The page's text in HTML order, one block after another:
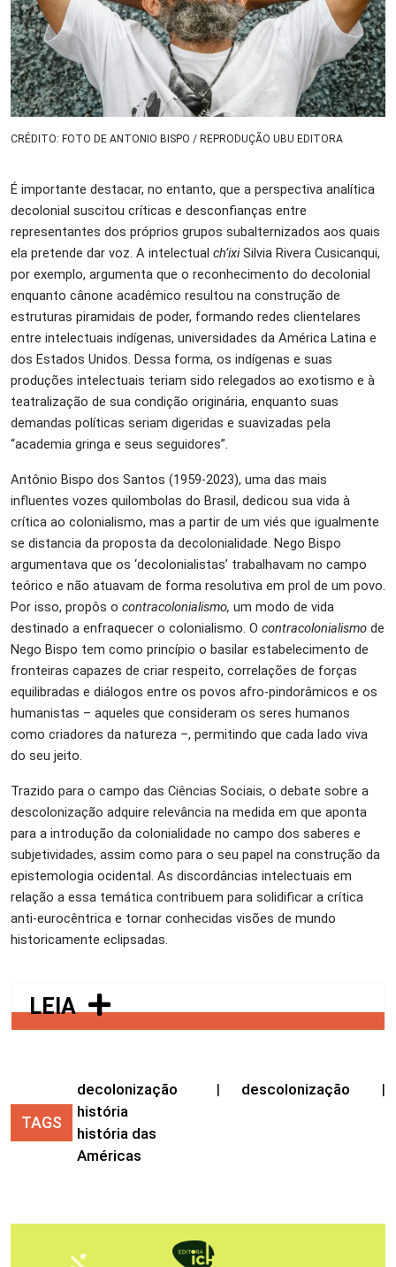
CRÉDITO: FOTO DE ANTONIO BISPO / REPRODUÇÃO UBU EDITORA
É importante destacar, no entanto, que a perspectiva analítica
decolonial suscitou críticas e desconfianças entre
representantes dos próprios grupos subalternizados aos quais
ela pretende dar voz. A intelectual ch’ixi Silvia Rivera Cusicanqui,
por exemplo, argumenta que o reconhecimento do decolonial
enquanto cânone acadêmico resultou na construção de
estruturas piramidais de poder, formando redes clientelares
entre intelectuais indígenas, universidades da América Latina e
dos Estados Unidos. Dessa forma, os indígenas e suas
produções intelectuais teriam sido relegados ao exotismo e à
teatralização de sua condição originária, enquanto suas
demandas políticas seriam digeridas e suavizadas pela
“academia gringa e seus seguidores”.
Antônio Bispo dos Santos (1959-2023), uma das mais
influentes vozes quilombolas do Brasil, dedicou sua vida à
crítica ao colonialismo, mas a partir de um viés que igualmente
se distancia da proposta da decolonialidade. Nego Bispo
argumentava que os ‘decolonialistas’ trabalhavam no campo
teórico e não atuavam de forma resolutiva em prol de um povo.
Por isso, propôs o contracolonialismo, um modo de vida
destinado a enfraquecer o colonialismo. O contracolonialismo de
Nego Bispo tem como princípio o basilar estabelecimento de
fronteiras capazes de criar respeito, correlações de forças
equilibradas e diálogos entre os povos afro-pindorâmicos e os
humanistas – aqueles que consideram os seres humanos
como criadores da natureza –, permitindo que cada lado viva
do seu jeito.
Trazido para o campo das Ciências Sociais, o debate sobre a
descolonização adquire relevância na medida em que aponta
para a introdução da colonialidade no campo dos saberes e
subjetividades, assim como para o seu papel na construção da
epistemologia ocidental. As discordâncias intelectuais em
relação a essa temática contribuem para solidificar a crítica
anti-eurocêntrica e tornar conhecidas visões de mundo
historicamente eclipsadas.
LEIA
TAGS
decolonização | descolonização
|
história
história das
Américas